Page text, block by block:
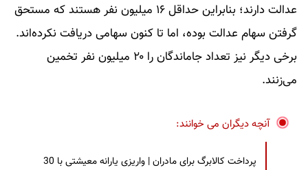
عدالت دارند؛ بنابراین حداقل ۱۶ میلیون نفر هستند که مستحق
گرفتن سهام عدالت بوده، اما تا کنون سهامی دریافت نکرده‌اند.
برخی دیگر نیز تعداد جاماندگان را ۲۰ میلیون نفر تخمین
می‌زنند.
آنچه دیگران می خوانند:
پرداخت کالابرگ برای مادران | واریزی یارانه معیشتی با 30